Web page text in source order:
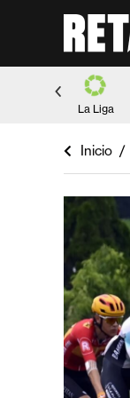
La Liga
Estás aquí:
Inicio